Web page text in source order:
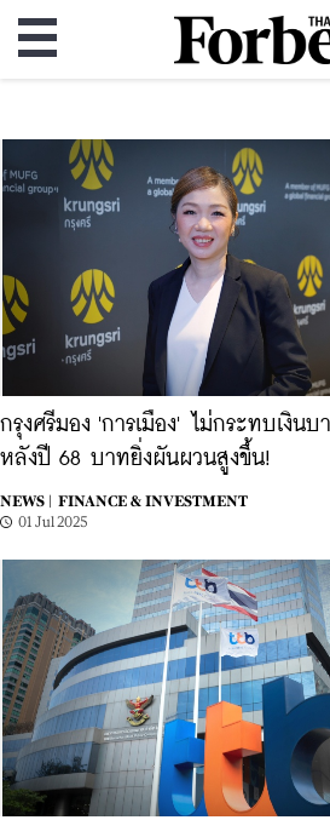
กรุงศรีมอง 'การเมือง' ไม่กระทบเงิน
หลังปี 68 บาทยิ่งผันผวนสูงขึ้น!
NEWS |
FINANCE & INVESTMENT
01 Jul 2025